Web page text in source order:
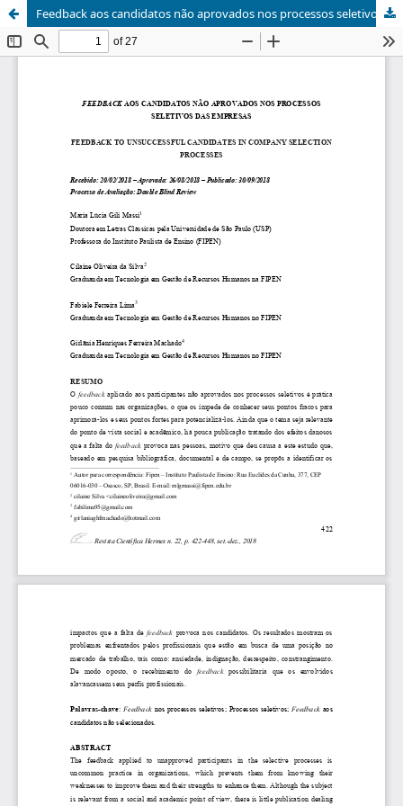
Feedback aos candidatos não aprovados nos processos seletivos das empresas